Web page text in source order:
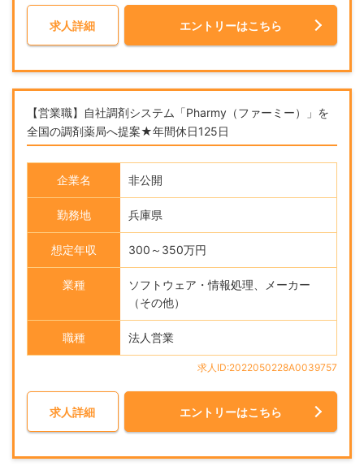
求人詳細 エントリーはこちら
【営業職】自社調剤システム「Pharmy（ファーミー）」を
全国の調剤薬局へ提案★年間休日125日
企業名 非公開
勤務地 兵庫県
想定年収 300～350万円
業種
ソフトウェア・情報処理、メーカー
（その他）
職種 法人営業
求人ID:2022050228A0039757
求人詳細 エントリーはこちら